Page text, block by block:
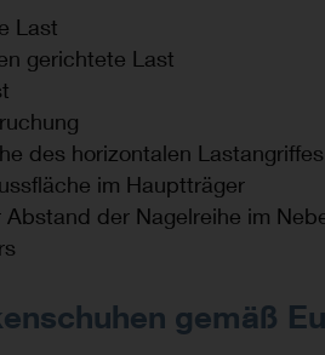
Last
gerichtete Last
des horizontalen
im Hauptträger
der Nagelreihe im
gemäß